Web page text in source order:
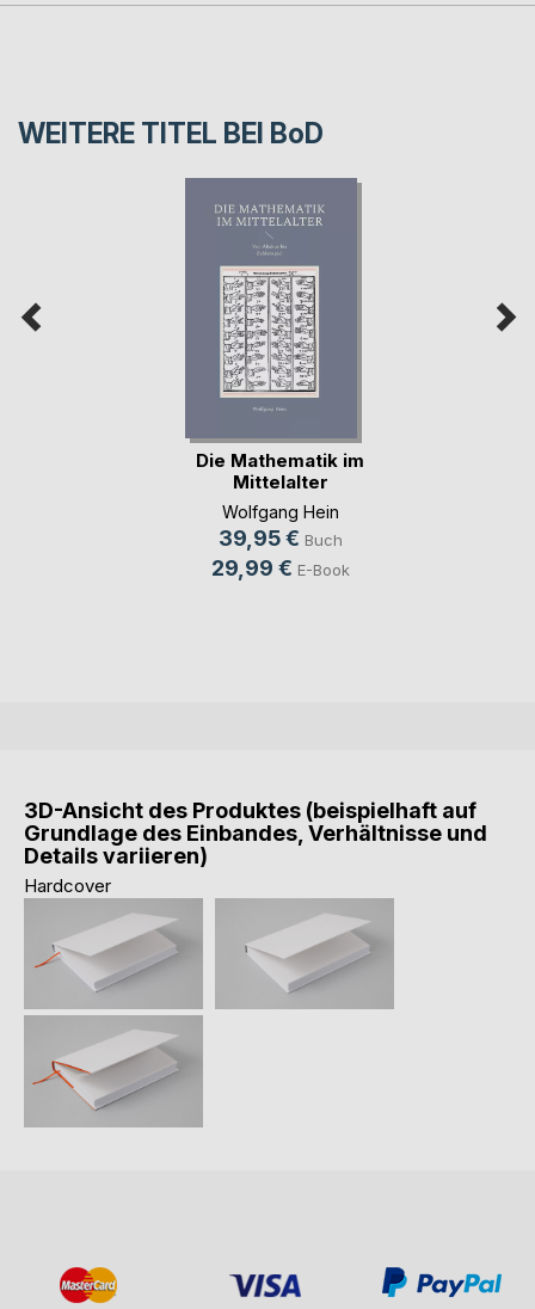
WEITERE TITEL BEI BoD
Die Mathematik im
Mittelalter
Wolfgang Hein
39,95 € Buch
29,99 € E-Book
3D-Ansicht des Produktes (beispielhaft auf
Grundlage des Einbandes, Verhältnisse und
Details variieren)
Hardcover